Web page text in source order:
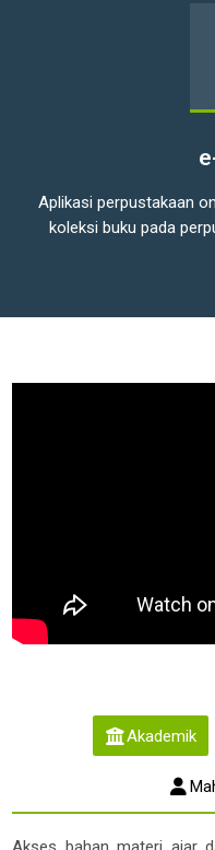
Aplikasi perpustakaan
koleksi buku pada
Akademik